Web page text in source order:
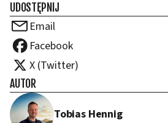
UDOSTĘPNIJ
Email
Facebook
X (Twitter)
AUTOR
Tobias Hennig